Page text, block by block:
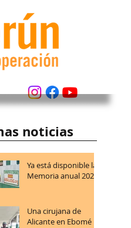
noticias
Ya está disponible la
Memoria anual 2025
Una cirujana de
Alicante en Ebomé